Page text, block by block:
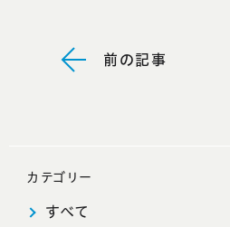
前の記事
カテゴリー
すべて